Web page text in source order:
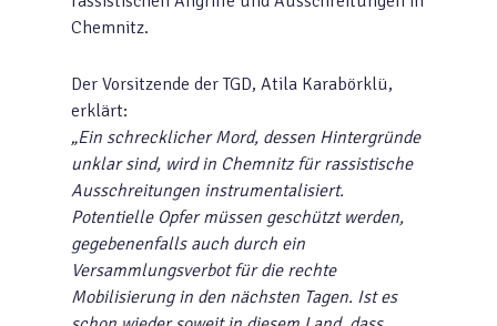
Chemnitz.
Der Vorsitzende der TGD, Atila Karabörklü,
erklärt:
„Ein schrecklicher Mord, dessen Hintergründe
unklar sind, wird in Chemnitz für rassistische
Ausschreitungen instrumentalisiert.
Potentielle Opfer müssen geschützt werden,
gegebenenfalls auch durch ein
Versammlungsverbot für die rechte
Mobilisierung in den nächsten Tagen. Ist es